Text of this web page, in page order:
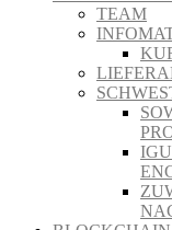
TEAM